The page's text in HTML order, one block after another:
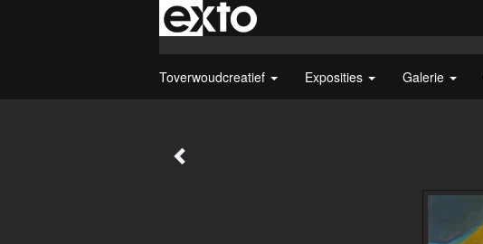
Toverwoudcreatief Exposities Galerie